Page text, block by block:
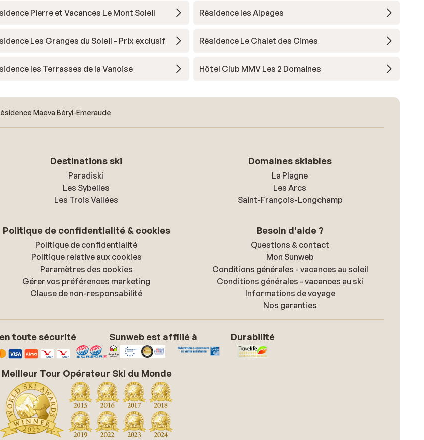
Pierre et Vacances Le Mont Soleil Résidence les Alpages
Les Granges du Soleil - Prix exclusif Résidence Le Chalet des Cimes
les Terrasses de la Vanoise Hôtel Club MMV Les 2 Domaines
Maeva Béryl-Emeraude
Destinations ski
Paradiski
Les Sybelles
Les Trois Vallées
Domaines skiables
La Plagne
Les Arcs
Saint-François-Longchamp
Politique de confidentialité & cookies
Politique de confidentialité
Politique relative aux cookies
Paramètres des cookies
Gérer vos préférences marketing
Clause de non-responsabilité
Besoin d'aide ?
Questions & contact
Mon Sunweb
Conditions générales - vacances au soleil
Conditions générales - vacances au ski
Informations de voyage
Nos garanties
toute sécurité Sunweb est affilié à Durabilité
Meilleur Tour Opérateur Ski du Monde